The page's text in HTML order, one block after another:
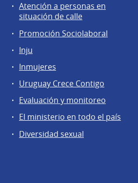
Atención a personas en
situación de calle
Promoción Sociolaboral
Inju
Inmujeres
Uruguay Crece Contigo
Evaluación y monitoreo
El ministerio en todo el país
Diversidad sexual